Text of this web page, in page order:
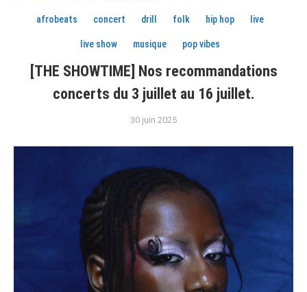
afrobeats concert drill folk hip hop live
live show musique pop vibes
[THE SHOWTIME] Nos recommandations
concerts du 3 juillet au 16 juillet.
30 juin 2025